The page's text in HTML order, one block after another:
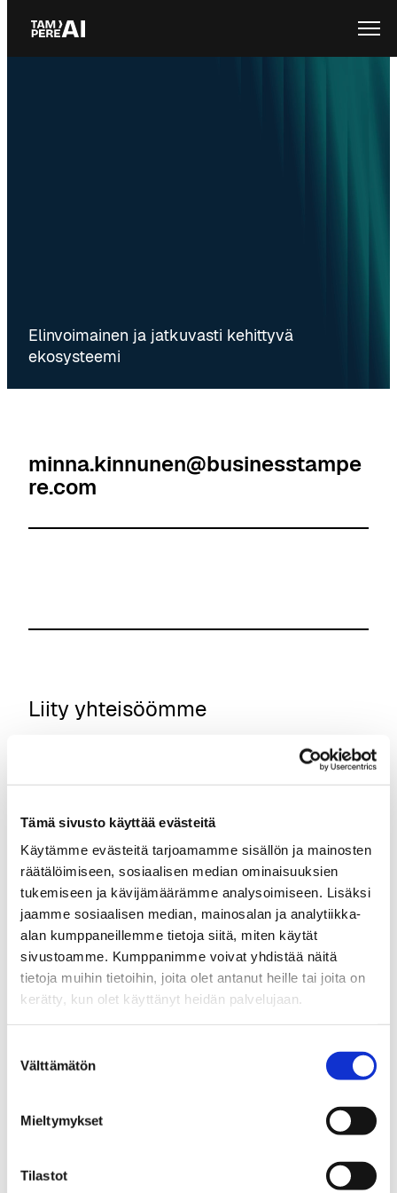
Tämä sivusto käyttää evästeitä
Käytämme evästeitä tarjoamamme sisällön ja mainosten
räätälöimiseen, sosiaalisen median ominaisuuksien
tukemiseen ja kävijämäärämme analysoimiseen. Lisäksi
jaamme sosiaalisen median, mainosalan ja analytiikka-
alan kumppaneillemme tietoja siitä, miten käytät
sivustoamme. Kumppanimme voivat yhdistää näitä
tietoja muihin tietoihin, joita olet antanut heille tai joita on
kerätty, kun olet käyttänyt heidän palvelujaan.
valinta
Välttämätön
Mieltymykset
Tilastot
Siirry
sisältöön
Elinvoimainen ja jatkuvasti kehittyvä
ekosysteemi
minna.kinnunen@businesstampe
re.com
Liity yhteisöömme
tampereai@businesstampere.com
Tampere AI
Ekosysteemi
Ekosysteemin jäsenet
Miksi Tampere